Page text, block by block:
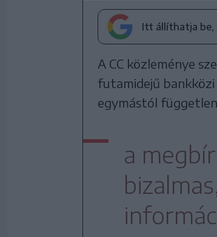
Itt állíthatja be,
A CC közleménye
futamidejű bankközi
egymástól
a